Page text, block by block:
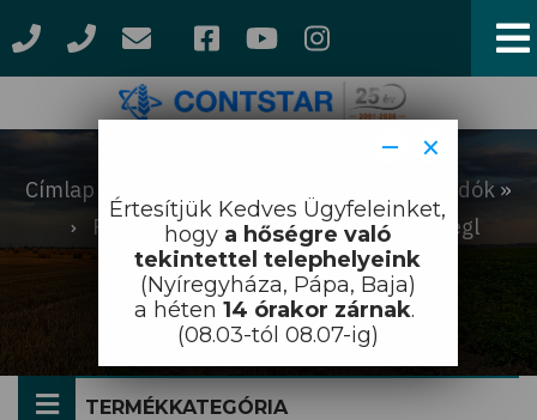
Morzsa
Címlap
Homlokrakodók
Rakodógép munkaeszközök
Fliegl
eszközök
Fliegl eszközök
TERMÉKKATEGÓRIA
×
−
Értesítjük Kedves Ügyfeleinket,
hogy a hőségre való
tekintettel telephelyeink
(Nyíregyháza, Pápa, Baja)
a héten 14 órakor zárnak.
(08.03-tól 08.07-ig)